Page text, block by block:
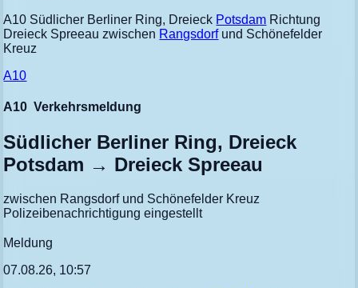
A10 Südlicher Berliner Ring, Dreieck Potsdam Richtung
Dreieck Spreeau zwischen Rangsdorfund Schönefelder
Kreuz
A10
A10 Verkehrsmeldung
Südlicher Berliner Ring, Dreieck
Potsdam → Dreieck Spreeau
zwischen Rangsdorf und Schönefelder Kreuz
Polizeibenachrichtigung eingestellt
Meldung
07.08.26, 10:57